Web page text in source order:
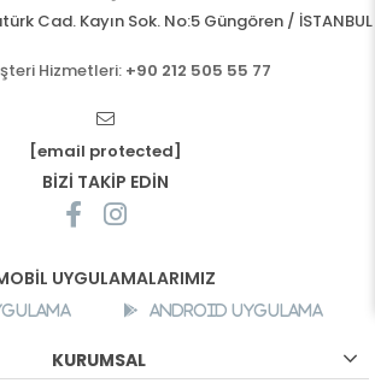
Cad. Kayın Sok. No:5 Güngören / İSTANBUL
Hizmetleri: +90 212 505 55 77
[email protected]
BİZİ TAKİP EDİN
UYGULAMALARIMIZ
Android Uygulama
KURUMSAL